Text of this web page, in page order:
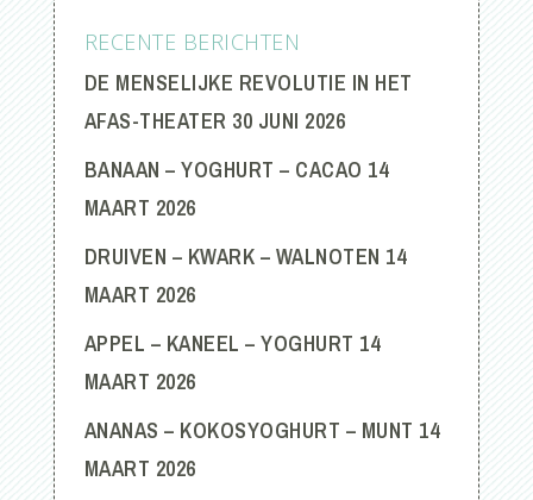
RECENTE BERICHTEN
DE MENSELIJKE REVOLUTIE IN HET
AFAS-THEATER 30 JUNI 2026
BANAAN – YOGHURT – CACAO 14
MAART 2026
DRUIVEN – KWARK – WALNOTEN 14
MAART 2026
APPEL – KANEEL – YOGHURT 14
MAART 2026
ANANAS – KOKOSYOGHURT – MUNT 14
MAART 2026